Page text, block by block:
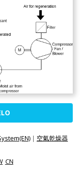
| 空氣乾燥器
CN